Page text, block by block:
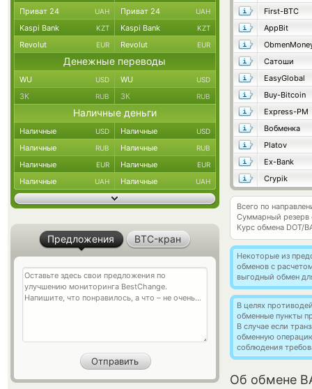
First-BTC
AppBit
Сатоши
EasyGlobal
Buy-Bitcoin
Express-PM
Вобменка
Platov
Ex-Bank
Crypik
Всего по
Суммарный резерв
Курс обмена DOT/
Некоторые из
обменов с
выгодный обмен
В целях
обменные пункты
В случае если
обменную
соблюдения
Об обмене
Приват 24 UAH Приват 24 UAH
Kaspi Bank KZT Kaspi Bank KZT
Revolut EUR Revolut EUR
Денежные переводы
WU USD WU USD
ЗК RUB ЗК RUB
Наличные деньги
Наличные USD Наличные USD
Наличные RUB Наличные RUB
Наличные EUR Наличные EUR
Наличные UAH Наличные UAH
Предложения BTC-кран